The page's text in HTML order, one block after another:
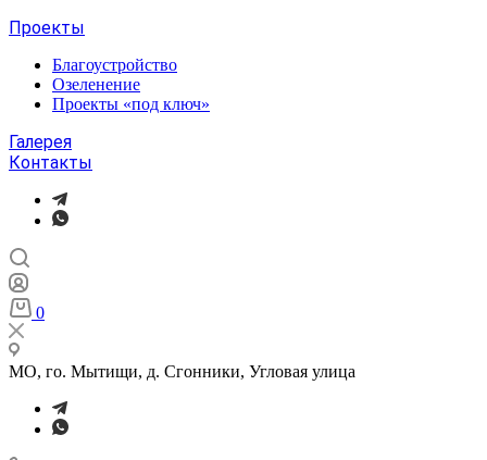
Проекты
Благоустройство
Озеленение
Проекты «под ключ»
Галерея
Контакты
0
МО, го. Мытищи, д. Сгонники, Угловая улица